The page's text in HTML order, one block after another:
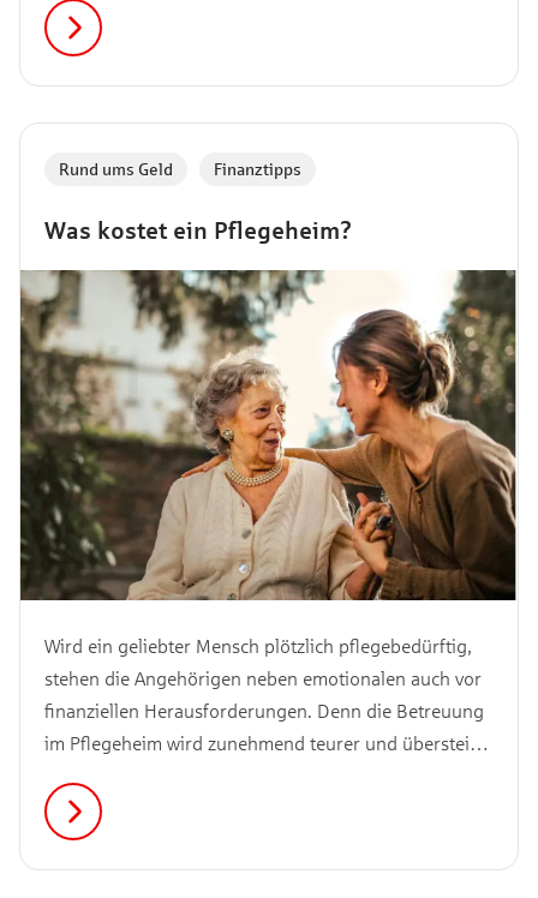
wen eine Sondertilgung sinnvoll ist und was es dabei
zu beachten gilt, verraten wir dir im Artikel.
Was kostet ein Pflegeheim?
Rund ums Geld Finanztipps
Wird ein geliebter Mensch plötzlich pflegebedürftig,
stehen die Angehörigen neben emotionalen auch vor
finanziellen Herausforderungen. Denn die Betreuung
im Pflegeheim wird zunehmend teurer und übersteigt
was kostet ein Pflegeheim wirklich und worauf solltest
du bei der Auswahl des Heims achten? Das liest du in
unserem Artikel.